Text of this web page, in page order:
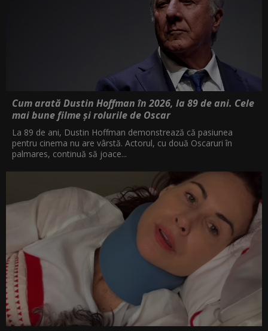
Cum arată Dustin Hoffman în 2026, la 89 de ani. Cele
mai bune filme și rolurile de Oscar
La 89 de ani, Dustin Hoffman demonstrează că pasiunea
pentru cinema nu are vârstă. Actorul, cu două Oscaruri în
palmares, continuă să joace...